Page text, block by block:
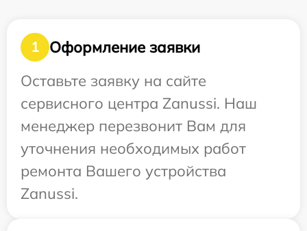
1
Оформление заявки
Оставьте заявку на сайте
сервисного центра Zanussi. Наш
менеджер перезвонит Вам для
уточнения необходимых работ
ремонта Вашего устройства
Zanussi.